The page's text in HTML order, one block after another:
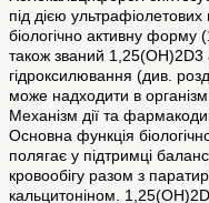
під дією
біологічно активну форму
також званий 1,25(OH)2D3
гідроксилювання (див.
може надходити в
Механізм дії та
Основна функція
полягає у підтримці
кровообігу разом з
кальцитоніном.